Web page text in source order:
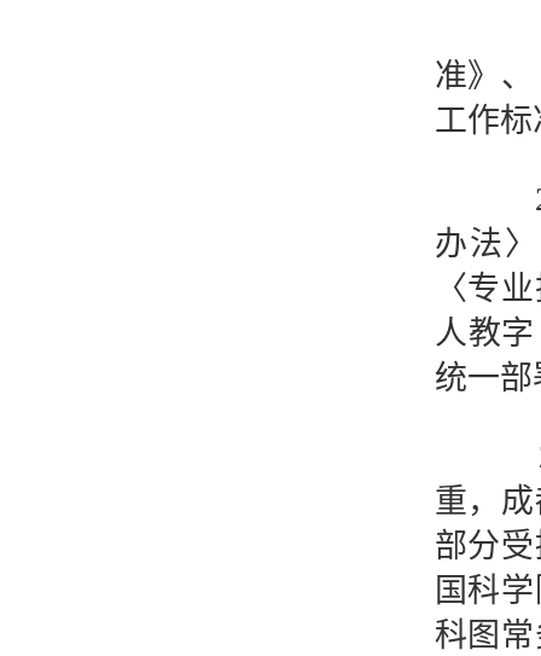
准》
工作
办法
〈专
人教
统一
重，
部分
国科
科图